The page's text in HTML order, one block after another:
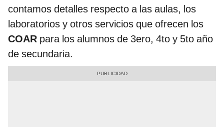
contamos detalles respecto a las aulas, los
laboratorios y otros servicios que ofrecen los
COAR para los alumnos de 3ero, 4to y 5to año
de secundaria.